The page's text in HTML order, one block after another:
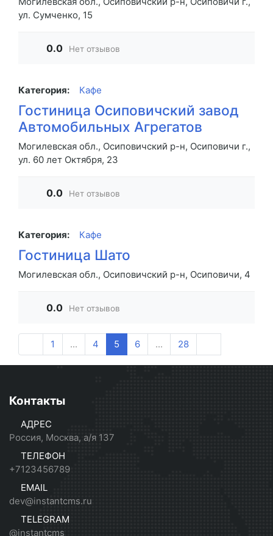
ул. Сумченко, 15
0.0 Нет отзывов
Категория: Кафе
Гостиница Осиповичский завод
Автомобильных Агрегатов
Могилевская обл., Осиповичский р-н, Осиповичи г.,
ул. 60 лет Октября, 23
0.0 Нет отзывов
Категория: Кафе
Гостиница Шато
Могилевская обл., Осиповичский р-н, Осиповичи, 4
0.0 Нет отзывов
1 ... 4 5 6 ... 28
Контакты
АДРЕС
Россия, Москва, а/я 137
ТЕЛЕФОН
+7123456789
EMAIL
dev@instantcms.ru
TELEGRAM
@instantcms